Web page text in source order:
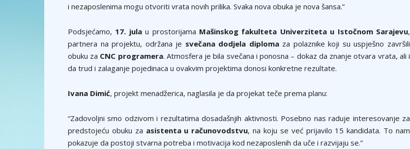
i nezaposlenima mogu otvoriti vrata novih prilika. Svaka nova obuka je nova šansa.”
Podsjećamo, 17. julau prostorijama Mašinskog fakulteta Univerziteta u Istočnom Sarajevu,
partnera na projektu, održana je svečana dodjela diplomaza polaznike koji su uspješno završili
obuku za CNC programera. Atmosfera je bila svečana i ponosna – dokaz da znanje otvara vrata, ali i
da trud i zalaganje pojedinaca u ovakvim projektima donosi konkretne rezultate.
Ivana Dimić, projekt menadžerica, naglasila je da projekat teče prema planu:
“Zadovoljni smo odzivom i rezultatima dosadašnjih aktivnosti. Posebno nas raduje interesovanje za
predstojeću obuku za asistenta u računovodstvu, na koju se već prijavilo 15 kandidata. To nam
pokazuje da postoji stvarna potreba i motivacija kod nezaposlenih da uče i razvijaju se.”